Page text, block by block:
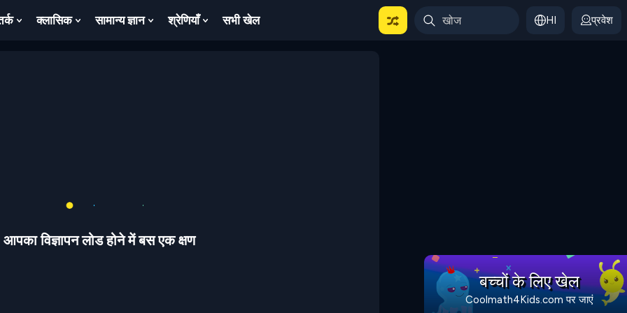
Show
क्लासिक
Show
सामान्य ज्ञान
Show
श्रेणियाँ
Show
सभी खेल HI प्रवेश
आपका विज्ञापन लोड होने में बस एक क्षण
बच्चों के लिए खेल
Coolmath4Kids.com पर जाएं